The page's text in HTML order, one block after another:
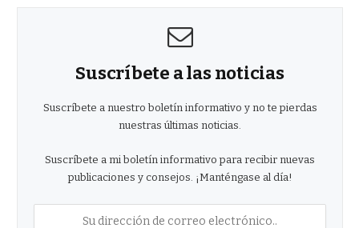
Suscríbete a las noticias
Suscríbete a nuestro boletín informativo y no te pierdas
nuestras últimas noticias.
Suscríbete a mi boletín informativo para recibir nuevas
publicaciones y consejos. ¡Manténgase al día!